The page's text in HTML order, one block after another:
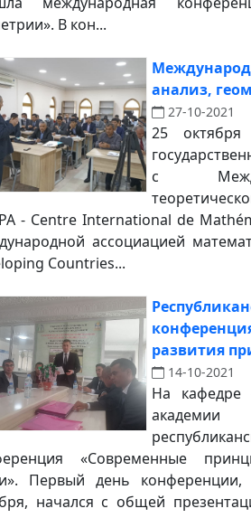
В кон...
анализ,
27-10-2021
25
с
- Centre International de
ассоциацией
Countries...
развития
14-10-2021
На кафедре
«Современные
Первый день
начался с общей